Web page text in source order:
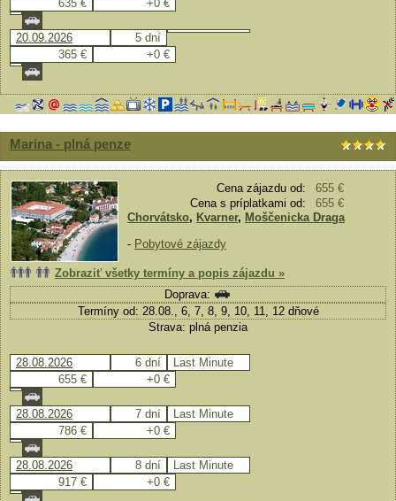
635 €
+0 €
20.09.2026
5 dní
365 €
+0 €
Marina - plná penze
Cena zájazdu od:
655 €
Cena s príplatkami od:
655 €
Chorvátsko, Kvarner, Moščenicka Draga
- Pobytové zájazdy
Zobraziť všetky termíny a popis zájazdu »
Doprava:
Termíny od: 28.08., 6, 7, 8, 9, 10, 11, 12 dňové
Strava: plná penzia
28.08.2026 6 dní
Last Minute
655 €
+0 €
28.08.2026 7 dní
Last Minute
786 €
+0 €
28.08.2026 8 dní
Last Minute
917 €
+0 €